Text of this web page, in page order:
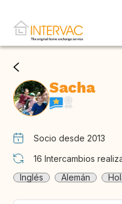
Sacha
Socio desde 2013
16 Intercambios
Inglés
Alemán